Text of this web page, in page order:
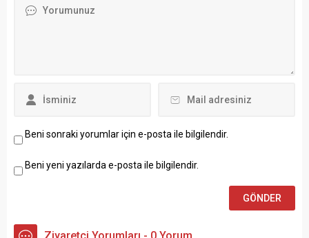
Beni sonraki yorumlar için e-posta ile bilgilendir.
Beni yeni yazılarda e-posta ile bilgilendir.